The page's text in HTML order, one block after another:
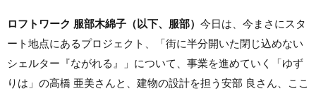
ロフトワーク 服部木綿子（以下、服部） 今日は、今まさにスタ
ート地点にあるプロジェクト、「街に半分開いた閉じ込めない
シェルター『ながれる』」について、事業を進めていく「ゆず
りは」の高橋 亜美さんと、建物の設計を担う安部 良さん、ここ